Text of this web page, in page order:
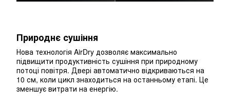
Природнє сушіння
Нова технологія AirDry дозволяє максимально
підвищити продуктивність сушіння при природному
потоці повітря. Двері автоматично відкриваються на
10 см, коли цикл знаходиться на останньому етапі. Це
зменшує витрати на енергію.